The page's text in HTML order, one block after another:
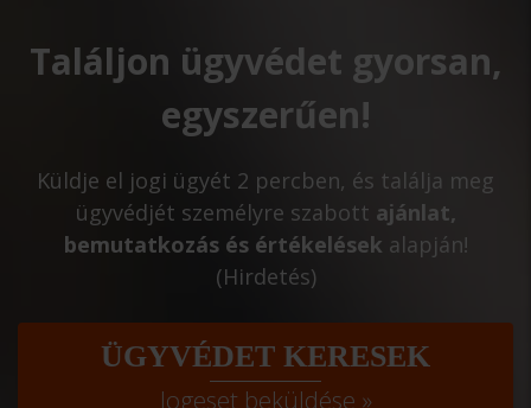
Találjon ügyvédet gyorsan,
egyszerűen!
Küldje el jogi ügyét 2 percben, és találja meg
ügyvédjét személyre szabott ajánlat,
bemutatkozás és értékelések alapján!
(Hirdetés)
ÜGYVÉDET KERESEK
Jogeset beküldése »